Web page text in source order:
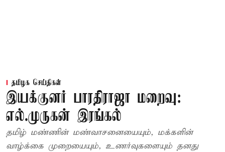
தமிழக செய்திகள்
இயக்குனர் பாரதிராஜா மறைவு:
எல்.முருகன் இரங்கல்
தமிழ் மண்ணின் மண்வாசனையையும், மக்களின்
வாழ்க்கை முறையையும், உணர்வுகளையும் தனது